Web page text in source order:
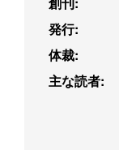
発行:
体裁:
主な読者: